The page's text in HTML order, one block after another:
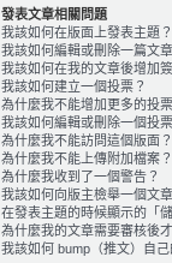
發表文章相關問題
我該如何在版面上發表主題？
我該如何編輯或刪除一篇文章
我該如何在我的文章後增加
我該如何建立一個投票？
為什麼我不能增加更多的投
我該如何編輯或刪除一個投票
為什麼我不能訪問這個版面？
為什麼我不能上傳附加檔案？
為什麼我收到了一個警告？
我該如何向版主檢舉一個文章
在發表主題的時候顯示的「
為什麼我的文章需要審核後
我該如何 bump（推文）自己